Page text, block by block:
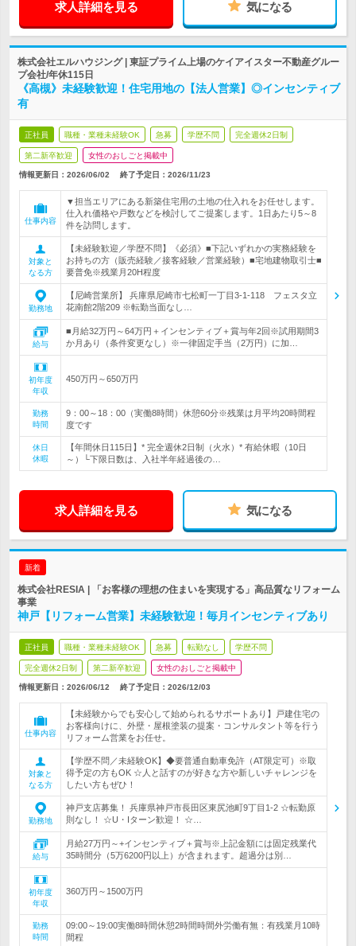
求人詳細を見る 気になる
株式会社エルハウジング | 東証プライム上場のケイアイスター不動産グルー
プ会社/年休115日
《高槻》未経験歓迎！住宅用地の【法人営業】◎インセンティブ
有
正社員 職種・業種未経験OK 急募 学歴不問 完全週休2日制
第二新卒歓迎 女性のおしごと掲載中
情報更新日：2026/06/02 終了予定日： 2026/11/23
仕事内容
▼担当エリアにある新築住宅用の土地の仕入れをお任せします。
仕入れ価格や戸数などを検討してご提案します。1日あたり5～8
件を訪問します。
対象と
なる方
【未経験歓迎／学歴不問】《必須》■下記いずれかの実務経験を
お持ちの方（販売経験／接客経験／営業経験）■宅地建物取引士■
要普免※残業月20H程度
勤務地
【尼崎営業所】 兵庫県尼崎市七松町一丁目3-1-118 フェスタ立
花南館2階209 ※転勤当面なし…
給与
■月給32万円～64万円＋インセンティブ＋賞与年2回※試用期間3
か月あり（条件変更なし）※一律固定手当（2万円）に加…
初年度
年収
450万円～650万円
勤務
時間
9：00～18：00（実働8時間）休憩60分※残業は月平均20時間程
度です
休日
休暇
【年間休日115日】* 完全週休2日制（火水）* 有給休暇（10日
～）└下限日数は、入社半年経過後の…
求人詳細を見る 気になる
新着
株式会社RESIA | 「お客様の理想の住まいを実現する」高品質なリフォーム
事業
神戸【リフォーム営業】未経験歓迎！毎月インセンティブあり
正社員 職種・業種未経験OK 急募 転勤なし 学歴不問
完全週休2日制 第二新卒歓迎 女性のおしごと掲載中
情報更新日：2026/06/12 終了予定日： 2026/12/03
仕事内容
【未経験からでも安心して始められるサポートあり】戸建住宅の
お客様向けに、外壁・屋根塗装の提案・コンサルタント等を行う
リフォーム営業をお任せ。
対象と
なる方
【学歴不問／未経験OK】◆要普通自動車免許（AT限定可）※取
得予定の方もOK ☆人と話すのが好きな方や新しいチャレンジを
したい方もぜひ！
勤務地
神戸支店募集！ 兵庫県神戸市長田区東尻池町9丁目1-2 ☆転勤原
則なし！ ☆U・Iターン歓迎！ ☆…
給与
月給27万円～+インセンティブ＋賞与※上記金額には固定残業代
35時間分（5万6200円以上）が含まれます。超過分は別…
初年度
年収
360万円～1500万円
勤務
時間
09:00～19:00実働8時間休憩2時間時間外労働有無：有残業月10時
間程